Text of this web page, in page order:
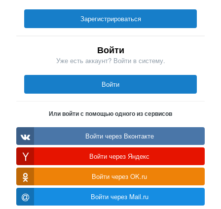
Зарегистрироваться
Войти
Уже есть аккаунт? Войти в систему.
Войти
Или войти с помощью одного из сервисов
Войти через Вконтакте
Войти через Яндекс
Войти через OK.ru
Войти через Mail.ru